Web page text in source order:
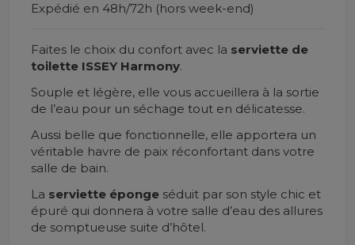
Expédié en 48h/72h (hors week-end)
Faites le choix du confort avec la serviette de
toilette ISSEY Harmony.
Souple et légère, elle vous accueillera à la sortie
de l’eau pour un séchage tout en délicatesse.
Aussi belle que fonctionnelle, elle apportera un
véritable havre de paix réconfortant dans votre
salle de bain.
La serviette épongeséduit par son style chic et
épuré qui donnera à votre salle d’eau des allures
de somptueuse suite d’hôtel.